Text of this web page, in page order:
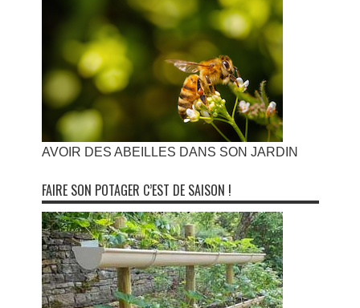
AVOIR DES ABEILLES DANS SON JARDIN
FAIRE SON POTAGER C’EST DE SAISON !